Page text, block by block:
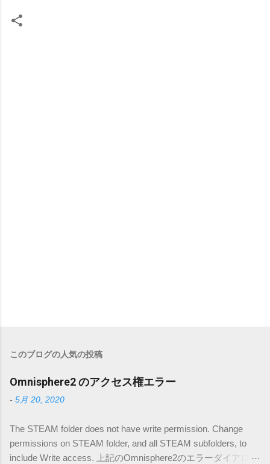
このブログの人気の投稿
Omnisphere2 のアクセス権エラー
- 5月 20, 2020
The STEAM folder does not have write permission. Change
permissions on STEAM folder, and all STEAM subfolders, to
include Write access. 上記のOmnisphere2のエラーダイアログ